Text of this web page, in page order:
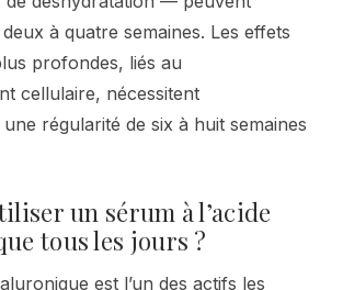
à quatre semaines. Les effets
profondes, liés au
cellulaire, nécessitent
régularité de six à huit semaines
un sérum à l’acide
tous les jours ?
est l’un des actifs les